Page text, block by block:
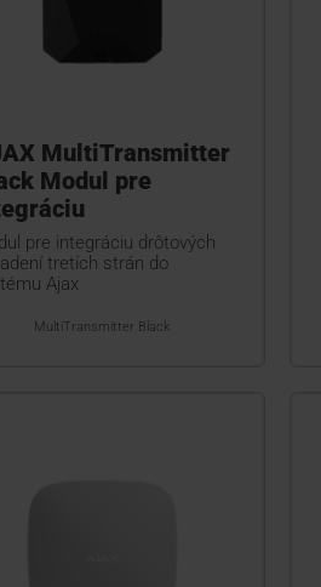
MultiTransmitter
Modul pre
pre integráciu drôtových
tretích strán do
Ajax
MultiTransmitter Black